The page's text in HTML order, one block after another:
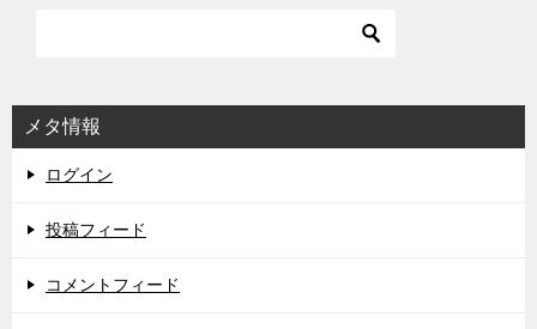
メタ情報
ログイン
投稿フィード
コメントフィード